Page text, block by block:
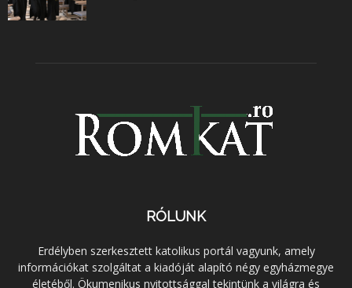
RÓLUNK
Erdélyben szerkesztett katolikus portál vagyunk, amely
információkat szolgáltat a kiadóját alapító négy egyházmegye
életéből. Ökumenikus nyitottsággal tekintünk a világra és